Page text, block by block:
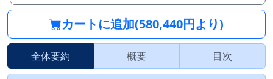
カートに追加(580,440円より)
全体要約 概要 目次